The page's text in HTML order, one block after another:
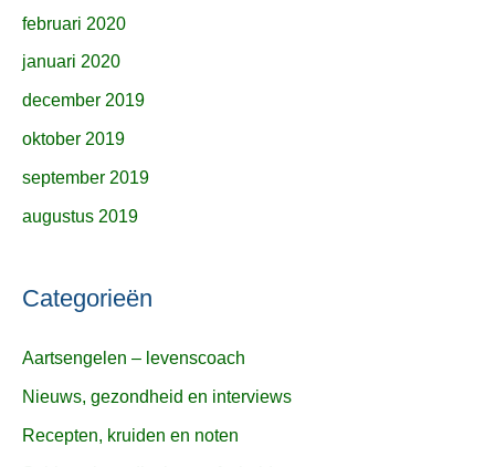
februari 2020
januari 2020
december 2019
oktober 2019
september 2019
augustus 2019
Categorieën
Aartsengelen – levenscoach
Nieuws, gezondheid en interviews
Recepten, kruiden en noten